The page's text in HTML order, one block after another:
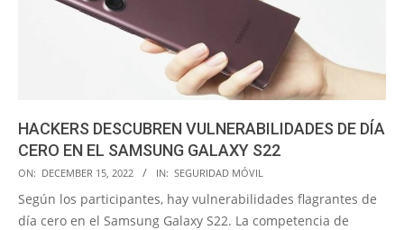
HACKERS DESCUBREN VULNERABILIDADES DE DÍA
CERO EN EL SAMSUNG GALAXY S22
2022-
12-
15
ON: DECEMBER 15, 2022 IN: SEGURIDAD MÓVIL
Según los participantes, hay vulnerabilidades flagrantes de
día cero en el Samsung Galaxy S22. La competencia de